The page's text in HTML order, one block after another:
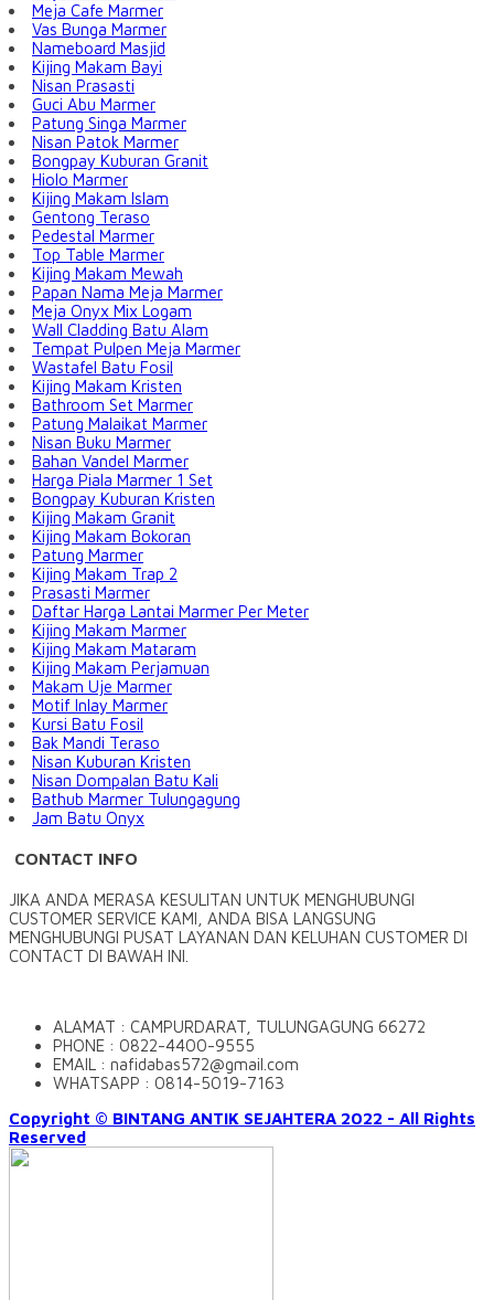
Meja Cafe Marmer
Vas Bunga Marmer
Nameboard Masjid
Kijing Makam Bayi
Nisan Prasasti
Guci Abu Marmer
Patung Singa Marmer
Nisan Patok Marmer
Bongpay Kuburan Granit
Hiolo Marmer
Kijing Makam Islam
Gentong Teraso
Pedestal Marmer
Top Table Marmer
Kijing Makam Mewah
Papan Nama Meja Marmer
Meja Onyx Mix Logam
Wall Cladding Batu Alam
Tempat Pulpen Meja Marmer
Wastafel Batu Fosil
Kijing Makam Kristen
Bathroom Set Marmer
Patung Malaikat Marmer
Nisan Buku Marmer
Bahan Vandel Marmer
Harga Piala Marmer 1 Set
Bongpay Kuburan Kristen
Kijing Makam Granit
Kijing Makam Bokoran
Patung Marmer
Kijing Makam Trap 2
Prasasti Marmer
Daftar Harga Lantai Marmer Per Meter
Kijing Makam Marmer
Kijing Makam Mataram
Kijing Makam Perjamuan
Makam Uje Marmer
Motif Inlay Marmer
Kursi Batu Fosil
Bak Mandi Teraso
Nisan Kuburan Kristen
Nisan Dompalan Batu Kali
Bathub Marmer Tulungagung
Jam Batu Onyx
CONTACT INFO
JIKA ANDA MERASA KESULITAN UNTUK MENGHUBUNGI
CUSTOMER SERVICE KAMI, ANDA BISA LANGSUNG
MENGHUBUNGI PUSAT LAYANAN DAN KELUHAN CUSTOMER DI
CONTACT DI BAWAH INI.
ALAMAT : CAMPURDARAT, TULUNGAGUNG 66272
PHONE : 0822-4400-9555
EMAIL : nafidabas572@gmail.com
WHATSAPP : 0814-5019-7163
Copyright © BINTANG ANTIK SEJAHTERA 2022 - All Rights
Reserved